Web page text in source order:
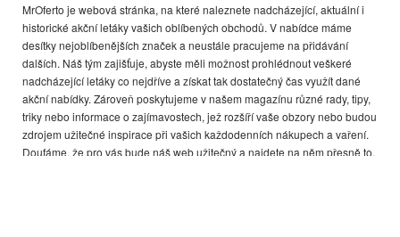
MrOferto je webová stránka, na které naleznete nadcházející, aktuální i
historické akční letáky vašich oblíbených obchodů. V nabídce máme
desítky nejoblíbenějších značek a neustále pracujeme na přidávání
dalších. Náš tým zajišťuje, abyste měli možnost prohlédnout veškeré
nadcházející letáky co nejdříve a získat tak dostatečný čas využít dané
akční nabídky. Zároveň poskytujeme v našem magazínu různé rady, tipy,
triky nebo informace o zajímavostech, jež rozšíří vaše obzory nebo budou
zdrojem užitečné inspirace při vašich každodenních nákupech a vaření.
Doufáme, že pro vás bude náš web užitečný a najdete na něm přesně to,